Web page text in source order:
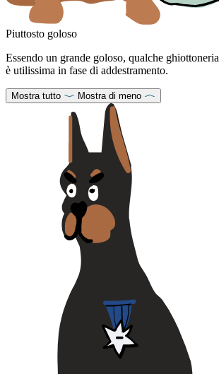
Piuttosto goloso
Essendo un grande goloso, qualche ghiottoneria
è utilissima in fase di addestramento.
Mostra tutto Mostra di meno